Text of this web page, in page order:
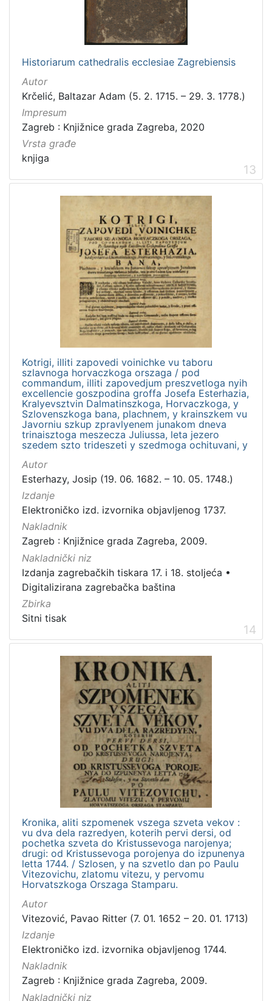
Historiarum cathedralis ecclesiae Zagrebiensis
Autor
Krčelić, Baltazar Adam (5. 2. 1715. – 29. 3. 1778.)
Impresum
Zagreb : Knjižnice grada Zagreba, 2020
Vrsta građe
knjiga
13
Kotrigi, illiti zapovedi voinichke vu taboru
szlavnoga horvaczkoga orszaga / pod
commandum, illiti zapovedjum preszvetloga nyih
excellencie goszpodina groffa Josefa Esterhazia,
Kralyevsztvin Dalmatinszkoga, Horvaczkoga, y
Szlovenszkoga bana, plachnem, y krainszkem vu
Javorniu szkup zpravlyenem junakom dneva
trinaisztoga meszecza Juliussa, leta jezero
szedem szto trideszeti y szedmoga ochituvani, y
Autor
Esterhazy, Josip (19. 06. 1682. – 10. 05. 1748.)
Izdanje
Elektroničko izd. izvornika objavljenog 1737.
Nakladnik
Zagreb : Knjižnice grada Zagreba, 2009.
Nakladnički niz
Izdanja zagrebačkih tiskara 17. i 18. stoljeća •
Digitalizirana zagrebačka baština
Zbirka
Sitni tisak
14
Kronika, aliti szpomenek vszega szveta vekov :
vu dva dela razredyen, koterih pervi dersi, od
pochetka szveta do Kristussevoga narojenya;
drugi: od Kristussevoga porojenya do izpunenya
letta 1744. / Szlosen, y na szvetlo dan po Paulu
Vitezovichu, zlatomu vitezu, y pervomu
Horvatszkoga Orszaga Stamparu.
Autor
Vitezović, Pavao Ritter (7. 01. 1652 – 20. 01. 1713)
Izdanje
Elektroničko izd. izvornika objavljenog 1744.
Nakladnik
Zagreb : Knjižnice grada Zagreba, 2009.
Nakladnički niz